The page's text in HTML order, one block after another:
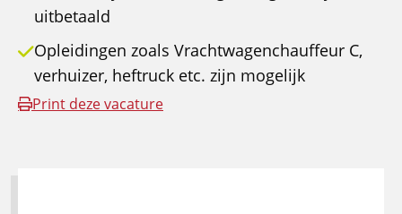
uitbetaald
Opleidingen zoals Vrachtwagenchauffeur C,
verhuizer, heftruck etc. zijn mogelijk
Print deze vacature